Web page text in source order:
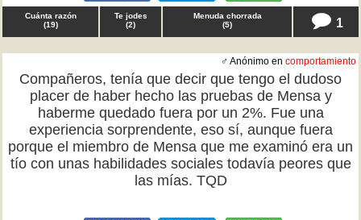
Cuánta razón
(19)
Te jodes
(2)
Menuda chorrada
(5) 1
♂ Anónimo en comportamiento
Compañeros, tenía que decir que tengo el dudoso
placer de haber hecho las pruebas de Mensa y
haberme quedado fuera por un 2%. Fue una
experiencia sorprendente, eso sí, aunque fuera
porque el miembro de Mensa que me examinó era un
tío con unas habilidades sociales todavía peores que
las mías. TQD